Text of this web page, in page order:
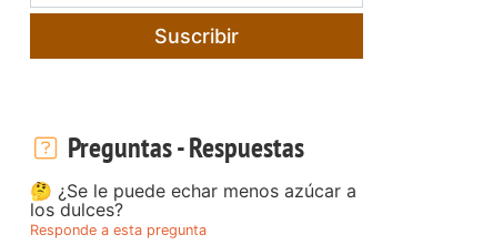
Suscribir
Preguntas - Respuestas
🤔 ¿Se le puede echar menos azúcar a
los dulces?
Responde a esta pregunta